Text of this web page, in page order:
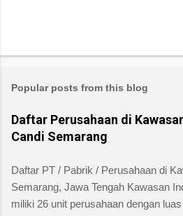
Popular posts from this blog
Daftar Perusahaan di
Candi Semarang
Daftar PT / Pabrik / Perusahaan di
Semarang, Jawa Tengah Kawasan
miliki 26 unit perusahaan dengan